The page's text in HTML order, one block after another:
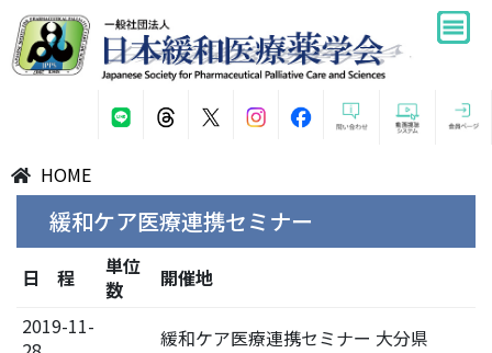
HOME
緩和ケア医療連携セミナー
日 程
単位
数
開催地
2019-11-
緩和ケア医療連携セミナー 大分県